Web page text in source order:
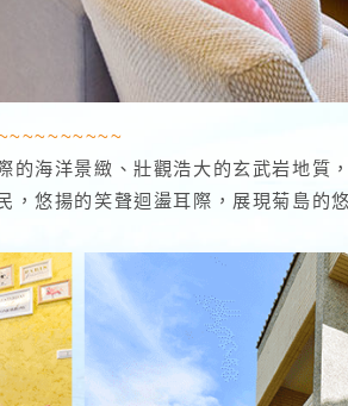
的海洋景緻、壯觀浩大的玄武岩地質
，悠揚的笑聲迴盪耳際，展現菊島的